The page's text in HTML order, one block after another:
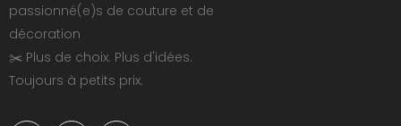
passionné(e)s de couture et de
décoration
✂️ Plus de choix. Plus d'idées.
Toujours à petits prix.